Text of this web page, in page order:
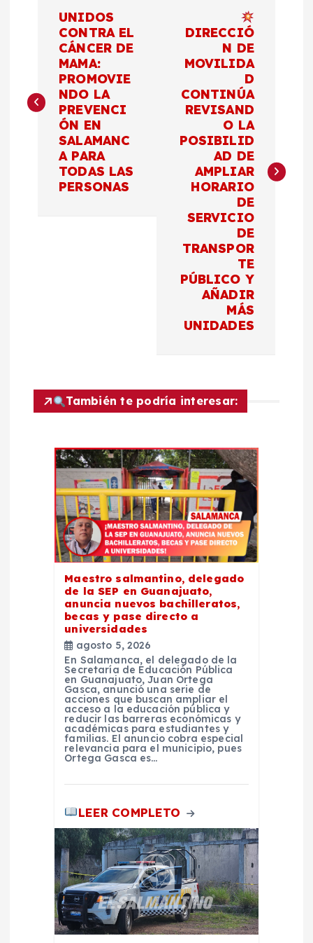
e
e
e
UNIDOS
CONTRA EL
CÁNCER DE
MAMA:
PROMOVIE
NDO LA
PREVENCI
ÓN EN
SALAMANC
A PARA
TODAS LAS
PERSONAS
DIRECCIÓ
N DE
MOVILIDA
D
CONTINÚA
REVISAND
O LA
POSIBILID
AD DE
AMPLIAR
HORARIO
DE
SERVICIO
DE
TRANSPOR
TE
PÚBLICO Y
AÑADIR
MÁS
UNIDADES
También te podría interesar:
Maestro salmantino, delegado
de la SEP en Guanajuato,
anuncia nuevos bachilleratos,
becas y pase directo a
universidades
agosto 5, 2026
En Salamanca, el delegado de la
Secretaría de Educación Pública
en Guanajuato, Juan Ortega
Gasca, anunció una serie de
acciones que buscan ampliar el
acceso a la educación pública y
reducir las barreras económicas y
académicas para estudiantes y
familias. El anuncio cobra especial
relevancia para el municipio, pues
Ortega Gasca es…
LEER COMPLETO